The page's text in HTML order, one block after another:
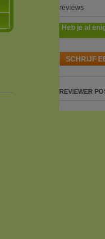
reviews
Heb je al
SCHRIJF
REVIEWER